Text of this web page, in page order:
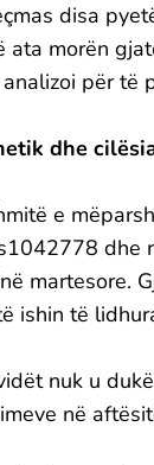
disa
ata morën
për të
dhe
e
dhe
martesore.
ishin të
nuk u
në